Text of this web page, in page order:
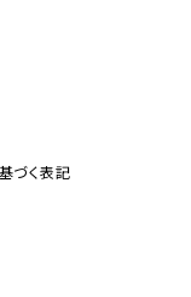
づく表記